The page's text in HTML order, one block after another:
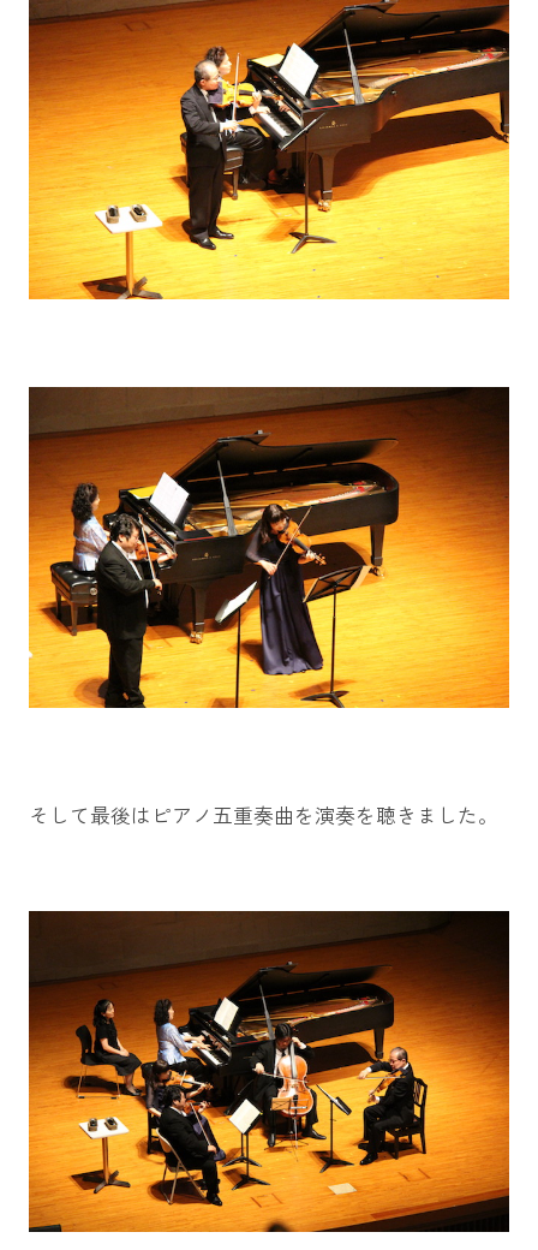
そして最後はピアノ五重奏曲を演奏を聴きました。